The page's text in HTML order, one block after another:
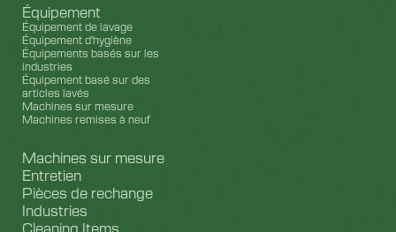
Équipement
Équipement de lavage
Équipement d'hygiène
Équipements basés sur les
industries
Équipement basé sur des
articles lavés
Machines sur mesure
Machines remises à neuf
Machines sur mesure
Entretien
Pièces de rechange
Industries
Cleaning Items